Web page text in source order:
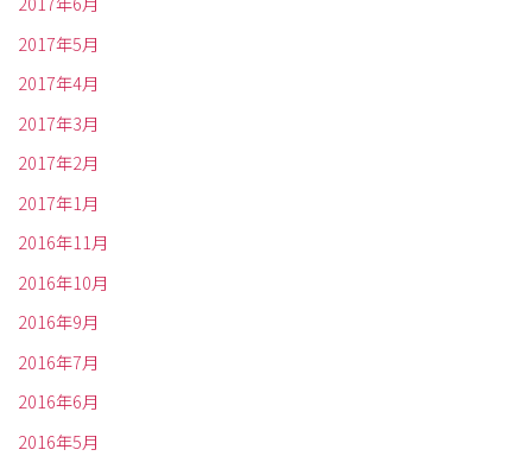
2017年5月
2017年4月
2017年3月
2017年2月
2017年1月
2016年11月
2016年10月
2016年9月
2016年7月
2016年6月
2016年5月